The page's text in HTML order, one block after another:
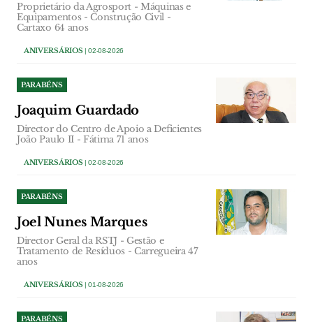
Proprietário da Agrosport - Máquinas e
Equipamentos - Construção Civil -
Cartaxo 64 anos
ANIVERSÁRIOS| 02-08-2026
PARABÉNS
Joaquim Guardado
Director do Centro de Apoio a Deficientes
João Paulo II - Fátima 71 anos
ANIVERSÁRIOS| 02-08-2026
PARABÉNS
Joel Nunes Marques
Director Geral da RSTJ - Gestão e
Tratamento de Resíduos - Carregueira 47
anos
ANIVERSÁRIOS| 01-08-2026
PARABÉNS